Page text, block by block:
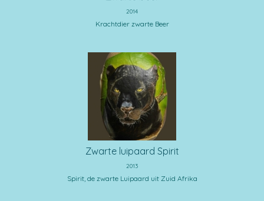
2014
Krachtdier zwarte Beer
Zwarte luipaard Spirit
2013
Spirit, de zwarte Luipaard uit Zuid Afrika